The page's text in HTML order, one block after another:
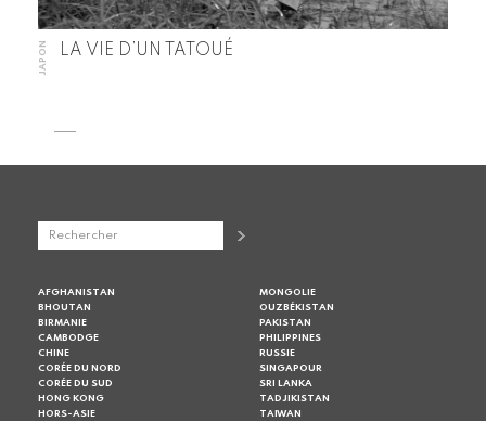
JAPON LA VIE D’UN TATOUÉ
AFGHANISTAN
BHOUTAN
BIRMANIE
CAMBODGE
CHINE
CORÉE DU NORD
CORÉE DU SUD
HONG KONG
HORS-ASIE
MONGOLIE
OUZBÉKISTAN
PAKISTAN
PHILIPPINES
RUSSIE
SINGAPOUR
SRI LANKA
TADJIKISTAN
TAIWAN